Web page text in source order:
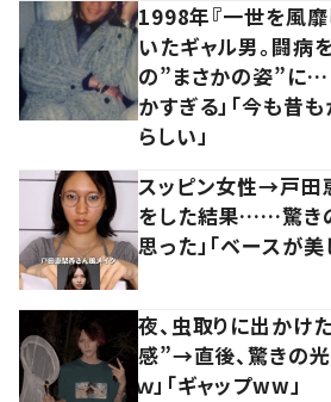
1998年『一世を風靡
いたギャル男。闘病
の”まさかの姿”に…「
かすぎる」「今も昔
らしい」
スッピン女性→戸田
をした結果……驚き
思った」「ベースが美
夜、虫取りに出かけ
感”→直後、驚きの光
ｗ」「ギャップww」